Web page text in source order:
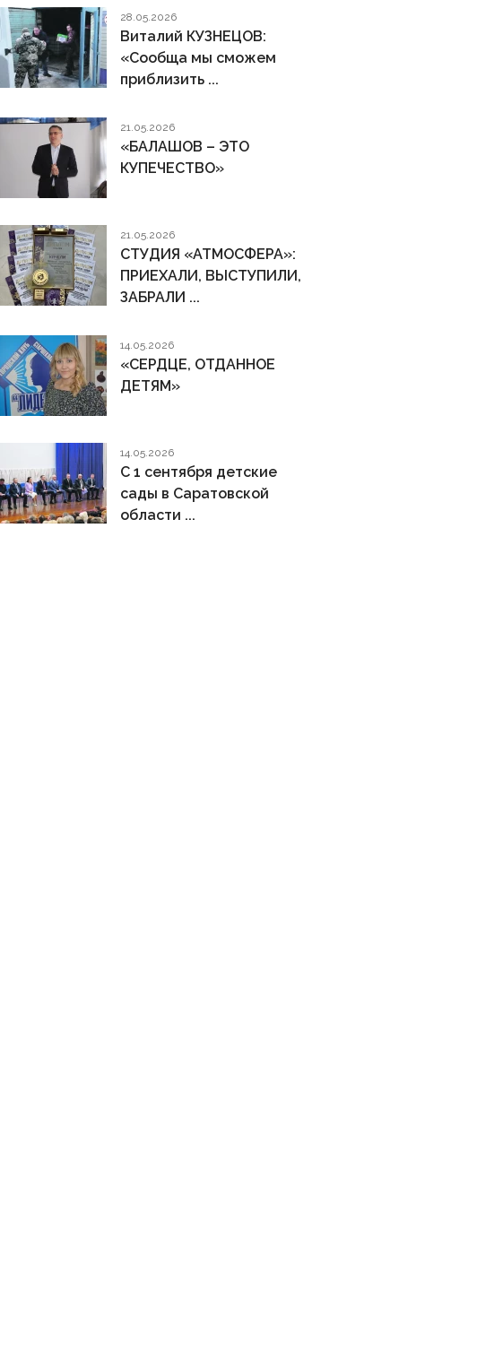
28.05.2026
Виталий КУЗНЕЦОВ:
«Сообща мы сможем
приблизить ...
21.05.2026
«БАЛАШОВ – ЭТО
КУПЕЧЕСТВО»
21.05.2026
СТУДИЯ «АТМОСФЕРА»:
ПРИЕХАЛИ, ВЫСТУПИЛИ,
ЗАБРАЛИ ...
14.05.2026
«СЕРДЦЕ, ОТДАННОЕ
ДЕТЯМ»
14.05.2026
С 1 сентября детские
сады в Саратовской
области ...